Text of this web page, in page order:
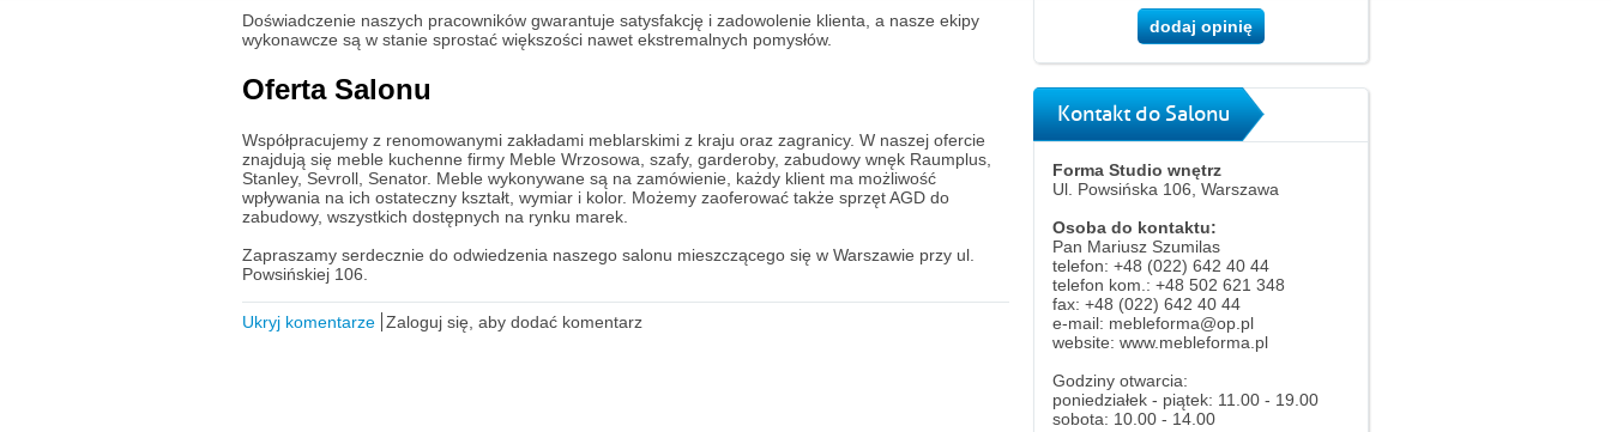
Doświadczenie naszych pracowników gwarantuje satysfakcję i zadowolenie klienta, a nasze ekipy
wykonawcze są w stanie sprostać większości nawet ekstremalnych pomysłów.
Oferta Salonu
Współpracujemy z renomowanymi zakładami meblarskimi z kraju oraz zagranicy. W naszej ofercie
znajdują się meble kuchenne firmy Meble Wrzosowa, szafy, garderoby, zabudowy wnęk Raumplus,
Stanley, Sevroll, Senator. Meble wykonywane są na zamówienie, każdy klient ma możliwość
wpływania na ich ostateczny kształt, wymiar i kolor. Możemy zaoferować także sprzęt AGD do
zabudowy, wszystkich dostępnych na rynku marek.
Zapraszamy serdecznie do odwiedzenia naszego salonu mieszczącego się w Warszawie przy ul.
Powsińskiej 106.
Ukryj komentarze Zaloguj się, aby dodać komentarz
dodaj opinię
Kontakt do Salonu
Forma Studio wnętrz
Ul. Powsińska 106, Warszawa
Osoba do kontaktu:
Pan Mariusz Szumilas
telefon: +48 (022) 642 40 44
telefon kom.: +48 502 621 348
fax: +48 (022) 642 40 44
e-mail: mebleforma@op.pl
website: www.mebleforma.pl
Godziny otwarcia:
poniedziałek - piątek: 11.00 - 19.00
sobota: 10.00 - 14.00